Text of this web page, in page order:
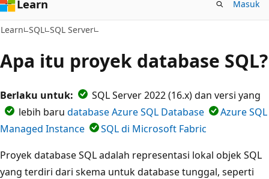
Learn Masuk
Learn SQL SQL Server
Apa itu proyek database SQL?
Berlaku untuk:
SQL Server 2022 (16.x) dan versi yang
lebih baru database Azure SQL Database
Azure SQL
Managed Instance
SQL di Microsoft Fabric
Proyek database SQL adalah representasi lokal objek SQL
yang terdiri dari skema untuk database tunggal, seperti